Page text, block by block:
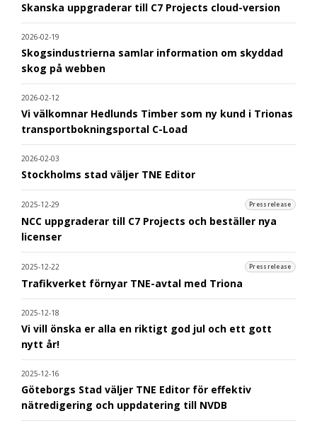
Skanska uppgraderar till C7 Projects cloud-version
2026-02-19
Skogsindustrierna samlar information om skyddad
skog på webben
2026-02-12
Vi välkomnar Hedlunds Timber som ny kund i Trionas
transportbokningsportal C-Load
2026-02-03
Stockholms stad väljer TNE Editor
2025-12-29 Pressrelease
NCC uppgraderar till C7 Projects och beställer nya
licenser
2025-12-22 Pressrelease
Trafikverket förnyar TNE-avtal med Triona
2025-12-18
Vi vill önska er alla en riktigt god jul och ett gott
nytt år!
2025-12-16
Göteborgs Stad väljer TNE Editor för effektiv
nätredigering och uppdatering till NVDB